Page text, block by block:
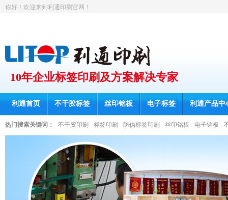
你好！欢迎来到利通印刷官网！
10年企业标签印刷及方案解决专家
利通首页 不干胶标签 丝印铭板 电子标签 利通产品中
热门搜索关键词： 不干胶印刷 标签印刷 防伪标签印刷 丝印铭板 电子铭板